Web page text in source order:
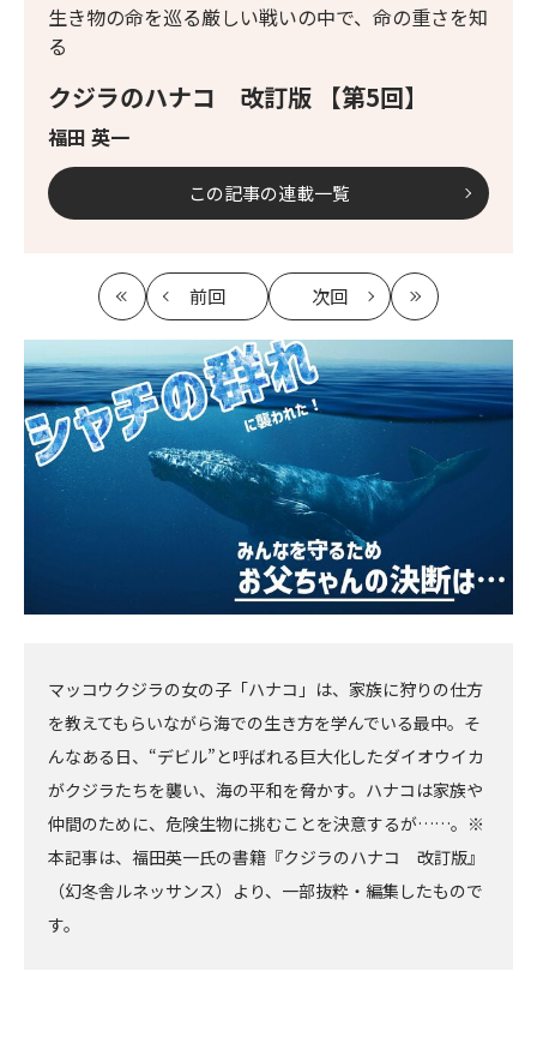
クジラのハナコ 改訂版 【第5回】
福田 英一
生き物の命を巡る厳しい戦いの中で、命の重さを知
る
この記事の連載一覧
最
初
前回
記
事
へ
次回
記
事
へ
最
新
マッコウクジラの女の子「ハナコ」は、家族に狩りの仕方
を教えてもらいながら海での生き方を学んでいる最中。そ
んなある日、“デビル”と呼ばれる巨大化したダイオウイカ
がクジラたちを襲い、海の平和を脅かす。ハナコは家族や
仲間のために、危険生物に挑むことを決意するが……。※
本記事は、福田英一氏の書籍『クジラのハナコ 改訂版』
（幻冬舎ルネッサンス）より、一部抜粋・編集したもので
す。